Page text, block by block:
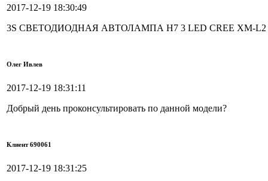
2017-12-19 18:30:49
3S СВЕТОДИОДНАЯ АВТОЛАМПА H7 3 LED CREE XM-L2
Олег Ивлев
2017-12-19 18:31:11
Добрый день проконсультировать по данной модели?
Клиент 690061
2017-12-19 18:31:25